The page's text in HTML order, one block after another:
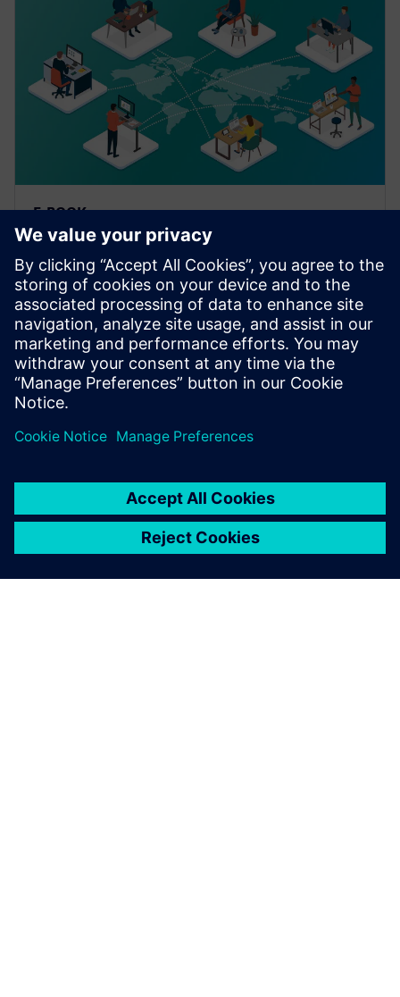
E-BOOK
Wypełnianie luk wynikających
z transformacji cyfrowej
Zwinność i współpraca to dwa elementy, które mogą
pomóc wypełnić luki pozostawione przez
transformację cyfrową. Aby dowiedzieć się więcej,
zapoznaj się z wynikami badania przeprowadzonego
przez Tech Clarity →